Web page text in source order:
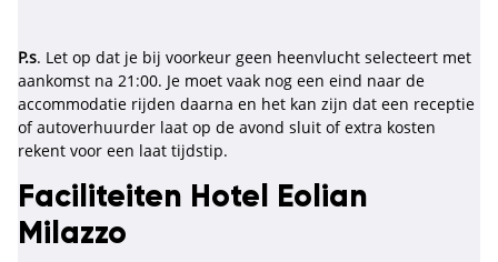
P.s. Let op dat je bij voorkeur geen heenvlucht selecteert met
aankomst na 21:00. Je moet vaak nog een eind naar de
accommodatie rijden daarna en het kan zijn dat een receptie
of autoverhuurder laat op de avond sluit of extra kosten
rekent voor een laat tijdstip.
Faciliteiten Hotel Eolian
Milazzo